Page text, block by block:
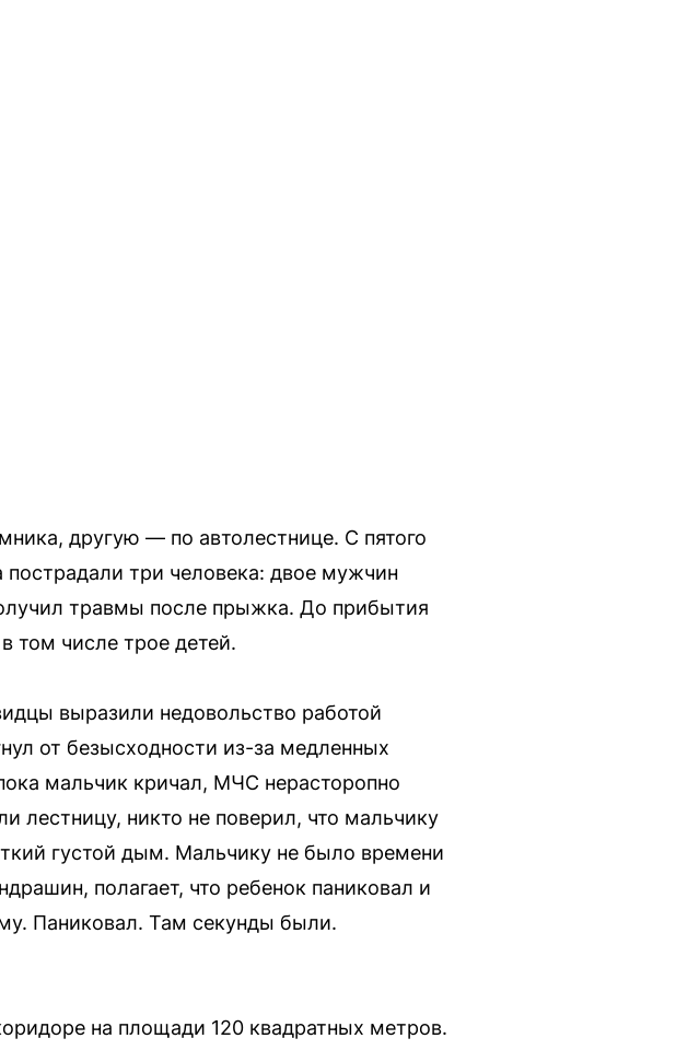
другую — по автолестнице. С пятого
пострадали три человека: двое мужчин
травмы после прыжка. До прибытия
том числе трое детей.
выразили недовольство работой
от безысходности из-за медленных
мальчик кричал, МЧС нерасторопно
лестницу, никто не поверил, что мальчику
густой дым. Мальчику не было времени
полагает, что ребенок паниковал и
Паниковал. Там секунды были.
на площади 120 квадратных метров.